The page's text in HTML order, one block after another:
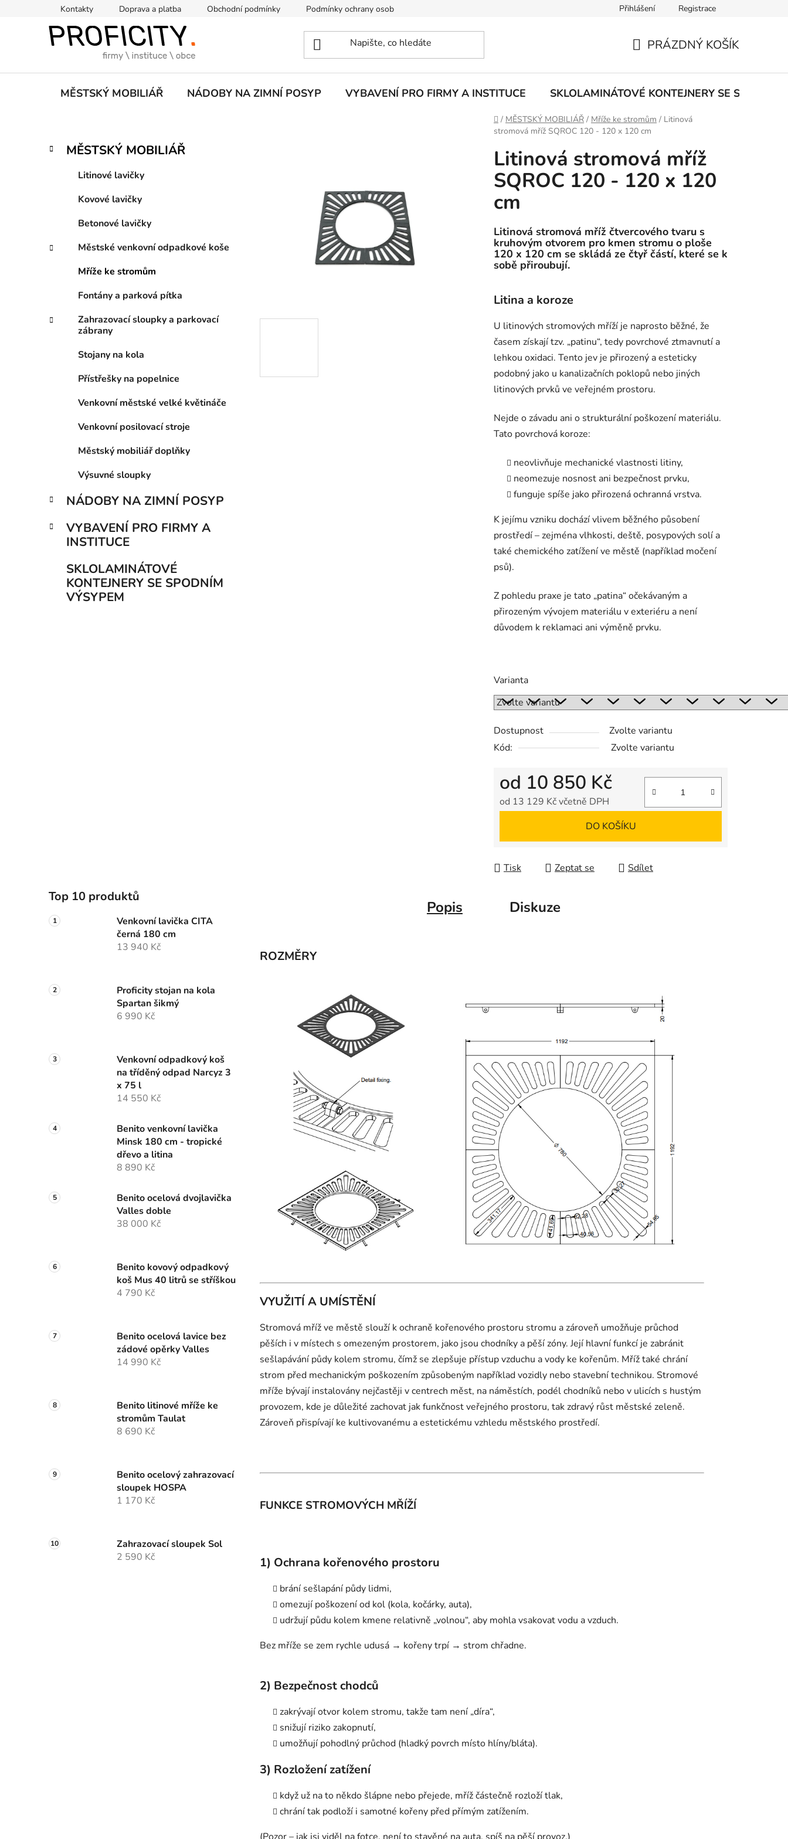
Kontakty Doprava a platba Obchodní podmínky Podmínky ochrany osobních údajů Přihlášení Registrace
KOŠÍK
PRÁZDNÝ KOŠÍK
MĚSTSKÝ MOBILIÁŘ NÁDOBY NA ZIMNÍ POSYP VYBAVENÍ PRO FIRMY A INSTITUCE SKLOLAMINÁTOVÉ KONTEJNERY SE SPODNÍM
Domů
/ MĚSTSKÝ MOBILIÁŘ / Mříže ke stromům / Litinová
stromová mříž SQROC 120 - 120 x 120 cm
P
n
e
Přeskočit
kategorie
K
a
e
MĚSTSKÝ MOBILIÁŘ
Litinové lavičky
Kovové lavičky
Betonové lavičky
Městské venkovní odpadkové koše
Mříže ke stromům
Fontány a parková pítka
Zahrazovací sloupky a parkovací
zábrany
Stojany na kola
Přístřešky na popelnice
Venkovní městské velké květináče
Venkovní posilovací stroje
Městský mobiliář doplňky
Výsuvné sloupky
NÁDOBY NA ZIMNÍ POSYP
VYBAVENÍ PRO FIRMY A
INSTITUCE
SKLOLAMINÁTOVÉ
KONTEJNERY SE SPODNÍM
VÝSYPEM
Top 10 produktů
Venkovní lavička CITA
černá 180 cm
13 940 Kč
Proficity stojan na kola
Spartan šikmý
6 990 Kč
Venkovní odpadkový koš
na tříděný odpad Narcyz 3
x 75 l
14 550 Kč
Benito venkovní lavička
Minsk 180 cm - tropické
dřevo a litina
8 890 Kč
Benito ocelová dvojlavička
Valles doble
38 000 Kč
Benito kovový odpadkový
koš Mus 40 litrů se stříškou
4 790 Kč
Benito ocelová lavice bez
zádové opěrky Valles
14 990 Kč
Benito litinové mříže ke
stromům Taulat
8 690 Kč
Benito ocelový zahrazovací
sloupek HOSPA
1 170 Kč
Zahrazovací sloupek Sol
2 590 Kč
Litinová stromová mříž
SQROC 120 - 120 x 120
cm
Litinová stromová mříž čtvercového tvaru s
kruhovým otvorem pro kmen stromu o ploše
120 x 120 cm se skládá ze čtyř částí, které se k
sobě přiroubují.
Litina a koroze
U litinových stromových mříží je naprosto běžné, že
časem získají tzv. „patinu“, tedy povrchové ztmavnutí a
lehkou oxidaci. Tento jev je přirozený a esteticky
podobný jako u kanalizačních poklopů nebo jiných
litinových prvků ve veřejném prostoru.
Nejde o závadu ani o strukturální poškození materiálu.
Tato povrchová koroze:
neovlivňuje mechanické vlastnosti litiny,
neomezuje nosnost ani bezpečnost prvku,
funguje spíše jako přirozená ochranná vrstva.
K jejímu vzniku dochází vlivem běžného působení
prostředí – zejména vlhkosti, deště, posypových solí a
také chemického zatížení ve městě (například močení
psů).
Z pohledu praxe je tato „patina“ očekávaným a
přirozeným vývojem materiálu v exteriéru a není
důvodem k reklamaci ani výměně prvku.
Varianta
Dostupnost
Zvolte variantu
Kód:
Zvolte variantu
od 10 850 Kč
od 13 129 Kčvčetně DPH
DO KOŠÍKU
Tisk Zeptat se Sdílet
Popis Diskuze
ROZMĚRY
VYUŽITÍ A UMÍSTĚNÍ
Stromová mříž ve městě slouží k ochraně kořenového prostoru stromu a zároveň umožňuje průchod
pěších i v místech s omezeným prostorem, jako jsou chodníky a pěší zóny. Její hlavní funkcí je zabránit
sešlapávání půdy kolem stromu, čímž se zlepšuje přístup vzduchu a vody ke kořenům. Mříž také chrání
strom před mechanickým poškozením způsobeným například vozidly nebo stavební technikou. Stromové
mříže bývají instalovány nejčastěji v centrech měst, na náměstích, podél chodníků nebo v ulicích s hustým
provozem, kde je důležité zachovat jak funkčnost veřejného prostoru, tak zdravý růst městské zeleně.
Zároveň přispívají ke kultivovanému a estetickému vzhledu městského prostředí.
FUNKCE STROMOVÝCH MŘÍŽÍ
1) Ochrana kořenového prostoru
brání sešlapání půdy lidmi,
omezují poškození od kol (kola, kočárky, auta),
udržují půdu kolem kmene relativně „volnou“, aby mohla vsakovat vodu a vzduch.
Bez mříže se zem rychle udusá → kořeny trpí → strom chřadne.
2) Bezpečnost chodců
zakrývají otvor kolem stromu, takže tam není „díra“,
snižují riziko zakopnutí,
umožňují pohodlný průchod (hladký povrch místo hlíny/bláta).
3) Rozložení zatížení
když už na to někdo šlápne nebo přejede, mříž částečně rozloží tlak,
chrání tak podloží i samotné kořeny před přímým zatížením.